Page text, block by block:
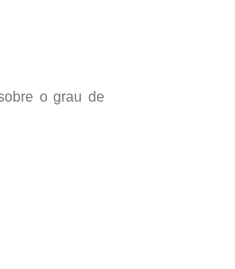
o grau de